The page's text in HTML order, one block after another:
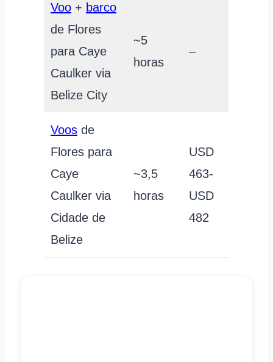
Voo + barco
de Flores
para Caye
Caulker via
Belize City
~5
horas
–
Voos de
Flores para
Caye
Caulker via
Cidade de
Belize
~3,5
horas
USD
463-
USD
482